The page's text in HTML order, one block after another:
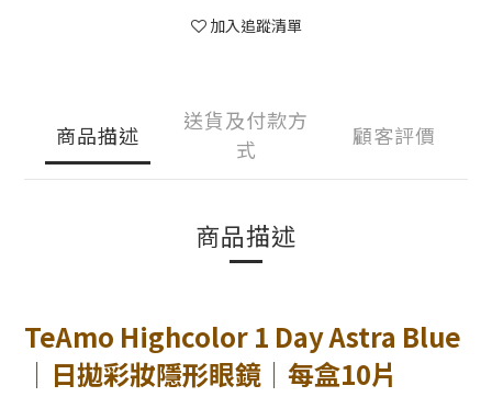
加入追蹤清單
商品描述
送貨及付款方
式
顧客評價
商品描述
TeAmo Highcolor 1 Day Astra Blue
｜日拋彩妝隱形眼鏡｜每盒10片